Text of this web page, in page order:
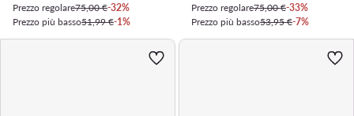
Prezzo regolare75,00 €-32%
Prezzo più basso51,99 €-1%
Prezzo regolare75,00 €-33%
Prezzo più basso53,95 €-7%